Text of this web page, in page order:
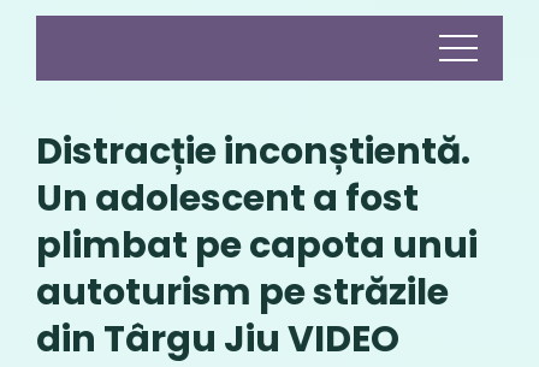
Distracție inconștientă.
Un adolescent a fost
plimbat pe capota unui
autoturism pe străzile
din Târgu Jiu VIDEO